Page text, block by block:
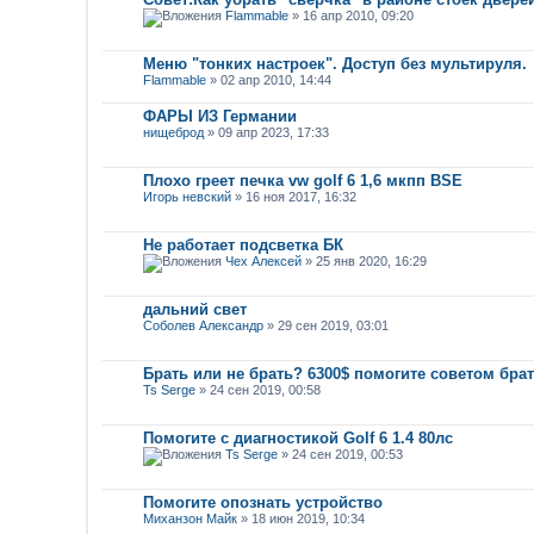
Flammable » 16 апр 2010, 09:20
Меню "тонких настроек". Доступ без мультируля.
Flammable » 02 апр 2010, 14:44
ФАРЫ ИЗ Германии
нищеброд » 09 апр 2023, 17:33
Плохо греет печка vw golf 6 1,6 мкпп BSE
Игорь невский » 16 ноя 2017, 16:32
Не работает подсветка БК
Чех Алексей » 25 янв 2020, 16:29
дальний свет
Соболев Александр » 29 сен 2019, 03:01
Брать или не брать? 6300$ помогите советом
Ts Serge » 24 сен 2019, 00:58
Помогите с диагностикой Golf 6 1.4 80лс
Ts Serge » 24 сен 2019, 00:53
Помогите опознать устройство
Миханзон Майк » 18 июн 2019, 10:34